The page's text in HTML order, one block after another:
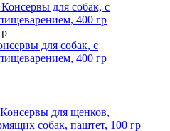
для собак, с
400 гр